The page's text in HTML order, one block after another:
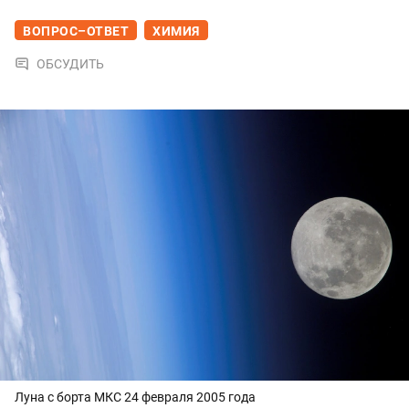
ВОПРОС–ОТВЕТ ХИМИЯ
ОБСУДИТЬ
Луна с борта МКС 24 февраля 2005 года